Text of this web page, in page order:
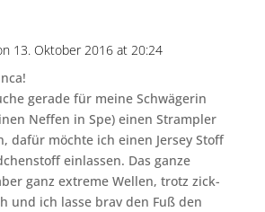
13. Oktober 2016 at 20:24
gerade für meine Schwägerin
Neffen in Spe) einen Strampler
dafür möchte ich einen Jersey Stoff
einlassen. Das ganze
ganz extreme Wellen, trotz zick-
und ich lasse brav den Fuß den